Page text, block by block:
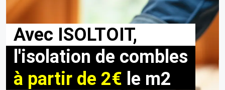
Avec ISOLTOIT,
l'isolation de combles
à partir de 2€ le m2